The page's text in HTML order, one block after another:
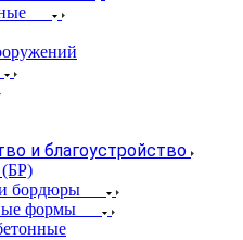
и благоустройство
бордюры
формы